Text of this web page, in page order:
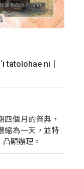
tatolohae ni｜
四個月的祭典，
縮為一天，並特
凸顯辦理。